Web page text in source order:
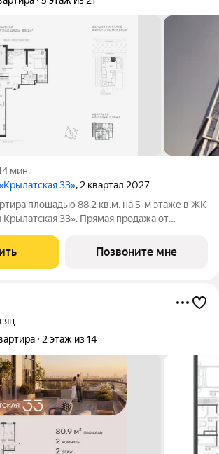
мин.
33», 2 квартал 2027
площадью 88.2 кв.м. на 5-м этаже в ЖК
33». Прямая продажа от
застройщика
расположен всего
Позвоните мне
2 этаж из 14